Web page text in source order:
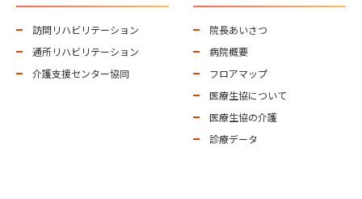
訪問リハビリテーション
通所リハビリテーション
介護支援センター協同
院長あいさつ
病院概要
フロアマップ
医療生協について
医療生協の介護
診療データ